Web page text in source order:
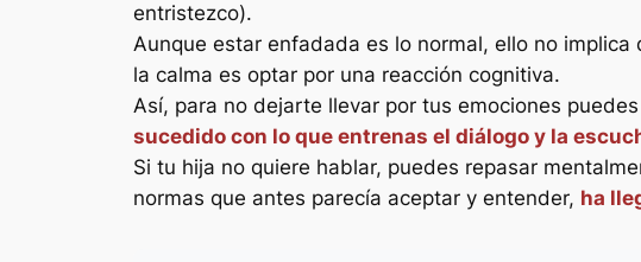
entristezco).
Aunque estar enfadada es lo normal, ello no
la calma es optar por una reacción cognitiva.
Así, para no dejarte llevar por tus emociones
sucedido con lo que entrenas el diálogo y la
Si tu hija no quiere hablar, puedes repasar
normas que antes parecía aceptar y entender, ha